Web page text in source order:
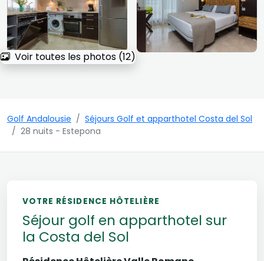
Voir toutes les photos (12)
Golf Andalousie
Séjours Golf et apparthotel Costa del Sol
28 nuits - Estepona
VOTRE RÉSIDENCE HÔTELIÈRE
Séjour golf en apparthotel sur
la Costa del Sol